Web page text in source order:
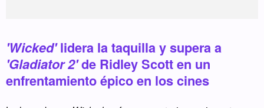
'Wicked'lidera la taquilla y supera a
'Gladiator 2'de Ridley Scott en un
enfrentamiento épico en los cines